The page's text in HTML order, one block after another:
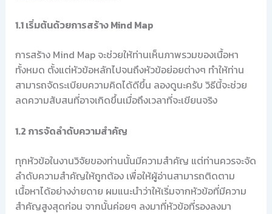
1.1 เริ่มต้นด้วยการสร้าง Mind Map
การสร้าง Mind Map จะช่วยให้ท่านเห็นภาพรวมของเนื้อหา
ทั้งหมด ตั้งแต่หัวข้อหลักไปจนถึงหัวข้อย่อยต่างๆ ทำให้ท่าน
สามารถจัดระเบียบความคิดได้ดีขึ้น ลองดูนะครับ วิธีนี้จะช่วย
ลดความสับสนที่อาจเกิดขึ้นเมื่อถึงเวลาที่จะเขียนจริง
1.2 การจัดลำดับความสำคัญ
ทุกหัวข้อในงานวิจัยของท่านนั้นมีความสำคัญ แต่ท่านควรจะจัด
ลำดับความสำคัญให้ถูกต้อง เพื่อให้ผู้อ่านสามารถติดตาม
เนื้อหาได้อย่างง่ายดาย ผมแนะนำว่าให้เริ่มจากหัวข้อที่มีความ
สำคัญสูงสุดก่อน จากนั้นค่อยๆ ลงมาที่หัวข้อที่รองลงมา